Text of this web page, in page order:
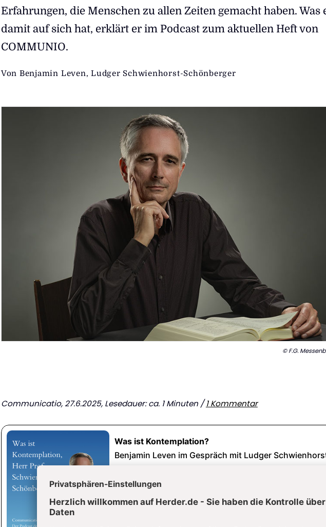
Erfahrungen, die Menschen zu allen Zeiten gemacht haben. Was
damit auf sich hat, erklärt er im Podcast zum aktuellen Heft von
COMMUNIO.
Von Benjamin Leven,Ludger Schwienhorst-Schönberger
© F.G.
Communicatio, 27.6.2025, Lesedauer: ca. 1 Minuten /1 Kommentar